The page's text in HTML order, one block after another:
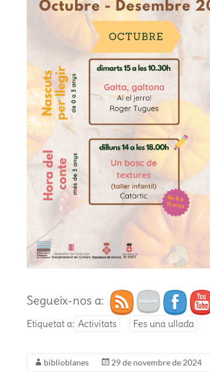
Segueix-nos a:
Etiquetat a: Activitats Fes una ullada
biblioblanes 29 de novembre de 2024